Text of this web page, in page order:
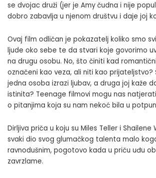
se dvojac druži (jer je Amy čudna i nije
dobro zabavlja u njenom društvu i daje joj
Ovaj film odličan je pokazatelj koliko smo
ljude oko sebe te da stvari koje govorimo
na drugu osobu. No, što činiti kad
označeni kao veza, ali niti kao prijateljstvo?
jedna osoba izrazi ljubav, a druga joj kaže
istinita? Teenage filmovi mogu nas
o pitanjima koja su nam nekoć bila u
Dirljiva priča u koju su Miles Teller i Shailene
svaki dio svog glumačkog talenta malo
ravnodušnim, pogotovo kada u priču uđu
zavrzlame.